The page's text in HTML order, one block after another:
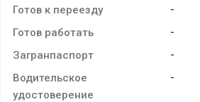
Готов к переезду -
Готов работать -
Загранпаспорт -
Водительское
удостоверение
-